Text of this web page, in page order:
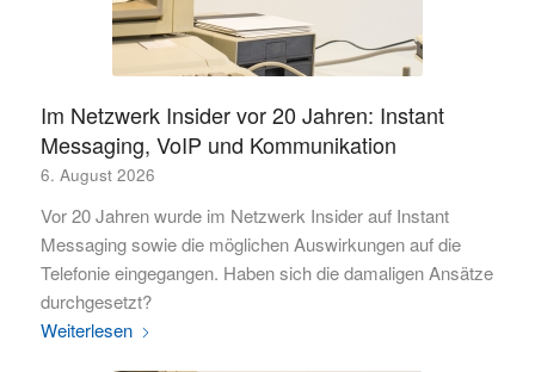
Im Netzwerk Insider vor 20 Jahren: Instant
Messaging, VoIP und Kommunikation
6. August 2026
Vor 20 Jahren wurde im Netzwerk Insider auf Instant
Messaging sowie die möglichen Auswirkungen auf die
Telefonie eingegangen. Haben sich die damaligen Ansätze
durchgesetzt?
Weiterlesen